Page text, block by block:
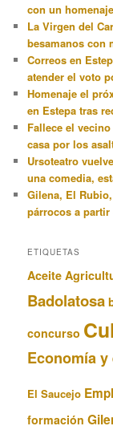
con un
La Virgen del
besamanos con
Correos en
atender el voto
Homenaje el
en Estepa tras
Fallece el
casa por los
Ursoteatro
una comedia,
Gilena, El
párrocos a
ETIQUETAS
Aceite
Badolatosa
concurso
Economía
El Saucejo
formación